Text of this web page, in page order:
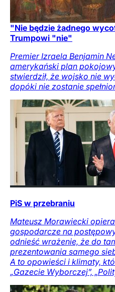
"Nie będzie żadnego
Trumpowi "nie"
Premier Izraela Benjamin
amerykański plan
stwierdził, że wojsko nie
dopóki nie zostanie
PiS w przebraniu
Mateusz Morawiecki
gospodarcze na
odnieść wrażenie, że do
prezentowania samego
A to opowieści i klimaty,
„Gazecie Wyborczej”,